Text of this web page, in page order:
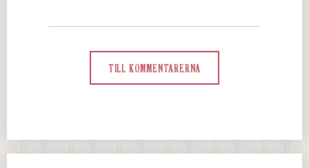
TILL KOMMENTARERNA